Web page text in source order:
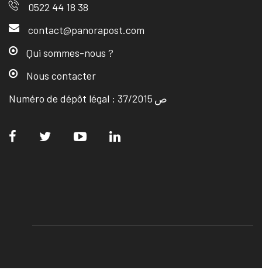
0522 44 18 38
contact@panorapost.com
Qui sommes-nous ?
Nous contacter
Numéro de dépôt légal : ص 37/2015